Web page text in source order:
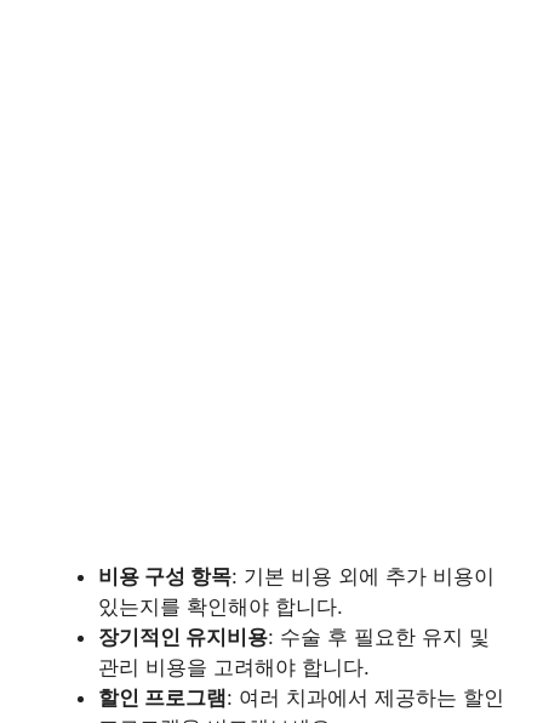
비용 구성 항목: 기본 비용 외에 추가 비용이
있는지를 확인해야 합니다.
장기적인 유지비용: 수술 후 필요한 유지 및
관리 비용을 고려해야 합니다.
할인 프로그램: 여러 치과에서 제공하는 할인